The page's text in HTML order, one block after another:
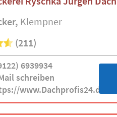
Klempner
(211)
6939934
schreiben
www.Dachprofis24.de